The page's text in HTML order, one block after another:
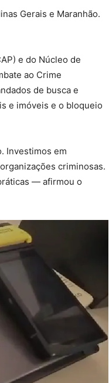
Gerais e Maranhão.
e do Núcleo de
ao Crime
de busca e
e imóveis e o bloqueio
Investimos em
criminosas.
— afirmou o